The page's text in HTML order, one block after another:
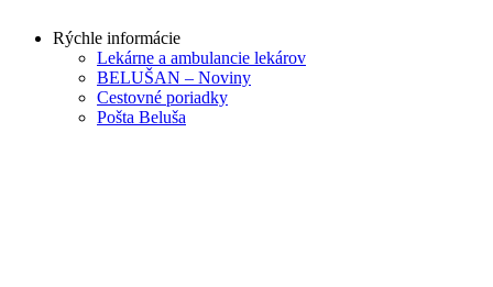
Rýchle informácie
Lekárne a ambulancie lekárov
BELUŠAN – Noviny
Cestovné poriadky
Pošta Beluša